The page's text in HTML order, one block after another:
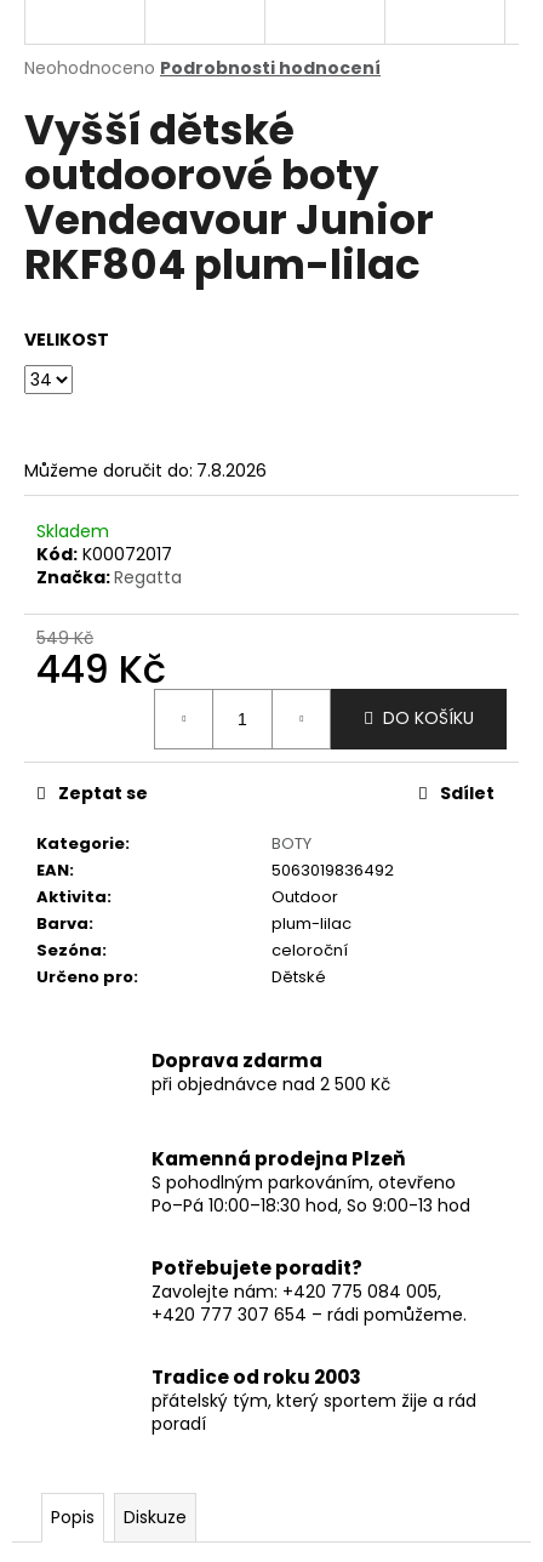
Průměrné
produktu
je
z
5
hvězdiček.
Neohodnoceno Podrobnosti hodnocení
Vyšší dětské
outdoorové boty
Vendeavour Junior
RKF804 plum-lilac
VELIKOST
Můžeme doručit do: 7.8.2026
Skladem
Kód: K00072017
Značka:Regatta
549 Kč
449 Kč
DO KOŠÍKU
Kategorie:
BOTY
EAN:
5063019836492
Aktivita:
Outdoor
Barva:
plum-lilac
Sezóna:
celoroční
Určeno pro: Dětské
Zeptat se Sdílet
Doprava zdarma
při objednávce nad 2 500 Kč
Kamenná prodejna Plzeň
S pohodlným parkováním, otevřeno
Po–Pá 10:00–18:30 hod, So 9:00-13 hod
Potřebujete poradit?
Zavolejte nám: +420 775 084 005,
+420 777 307 654 – rádi pomůžeme.
Tradice od roku 2003
přátelský tým, který sportem žije a rád
poradí
Popis Diskuze
j
t
?
HLEDAT
D
o
r
u
č
u
e
m
e